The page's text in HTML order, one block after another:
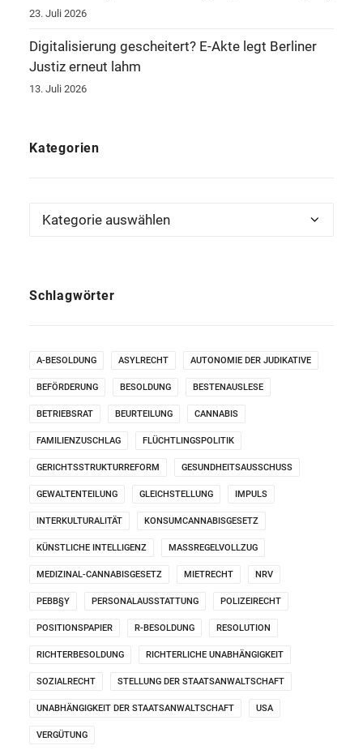
23. Juli 2026
Digitalisierung gescheitert? E-Akte legt Berliner
Justiz erneut lahm
13. Juli 2026
Kategorien
Kategorien
Schlagwörter
A-BESOLDUNG ASYLRECHT AUTONOMIE DER JUDIKATIVE
BEFÖRDERUNG BESOLDUNG BESTENAUSLESE
BETRIEBSRAT BEURTEILUNG CANNABIS
FAMILIENZUSCHLAG FLÜCHTLINGSPOLITIK
GERICHTSSTRUKTURREFORM GESUNDHEITSAUSSCHUSS
GEWALTENTEILUNG GLEICHSTELLUNG IMPULS
INTERKULTURALITÄT KONSUMCANNABISGESETZ
KÜNSTLICHE INTELLIGENZ MASSREGELVOLLZUG
MEDIZINAL-CANNABISGESETZ MIETRECHT NRV
PEBB§Y PERSONALAUSSTATTUNG POLIZEIRECHT
POSITIONSPAPIER R-BESOLDUNG RESOLUTION
RICHTERBESOLDUNG RICHTERLICHE UNABHÄNGIGKEIT
SOZIALRECHT STELLUNG DER STAATSANWALTSCHAFT
UNABHÄNGIGKEIT DER STAATSANWALTSCHAFT USA
VERGÜTUNG